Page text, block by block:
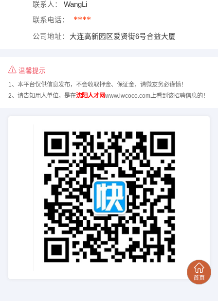
联系人： WangLi
联系电话： ****
公司地址： 大连高新园区爱贤街6号合益大厦
温馨提示
1、本平台仅供信息发布，不会收取押金、保证金，请微友务必谨慎！
2、请告知用人单位，是在沈阳人才网www.lwcoco.com上看到该招聘信息的！